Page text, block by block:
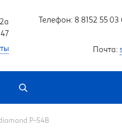
Телефон: 8 8152 55 03
Почта:
P-54B